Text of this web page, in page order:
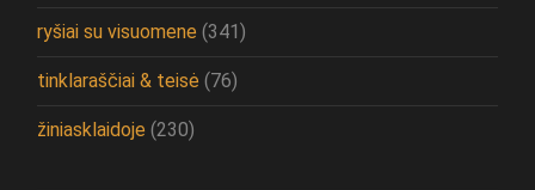
ryšiai su visuomene (341)
tinklaraščiai & teisė (76)
žiniasklaidoje (230)